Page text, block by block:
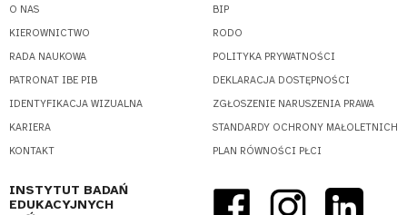
O NAS
KIEROWNICTWO
RADA NAUKOWA
PATRONAT IBE PIB
IDENTYFIKACJA WIZUALNA
KARIERA
KONTAKT
BIP
RODO
POLITYKA PRYWATNOŚCI
DEKLARACJA DOSTĘPNOŚCI
ZGŁOSZENIE NARUSZENIA PRAWA
STANDARDY OCHRONY MAŁOLETNICH
PLAN RÓWNOŚCI PŁCI
INSTYTUT BADAŃ
EDUKACYJNYCH